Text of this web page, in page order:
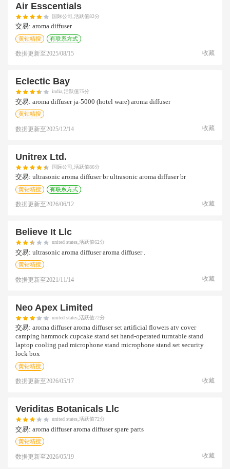
Air Esscentials
国际公司,活跃值82分
交易: aroma diffuser
黄钻精搜 有联系方式
数据更新至2025/08/15 收藏
Eclectic Bay
india,活跃值75分
交易: aroma diffuser ja-5000 (hotel ware) aroma diffuser
黄钻精搜
数据更新至2025/12/14 收藏
Unitrex Ltd.
国际公司,活跃值86分
交易: ultrasonic aroma diffuser br ultrasonic aroma diffuser br
黄钻精搜 有联系方式
数据更新至2026/06/12 收藏
Believe It Llc
united states,活跃值62分
交易: ultrasonic aroma diffuser aroma diffuser .
黄钻精搜
数据更新至2021/11/14 收藏
Neo Apex Limited
united states,活跃值72分
交易: aroma diffuser aroma diffuser set artificial flowers atv cover
camping hammock cupcake stand set hand-operated turntable stand
laptop cooling pad microphone stand microphone stand set security
lock box
黄钻精搜
数据更新至2026/05/17 收藏
Veriditas Botanicals Llc
united states,活跃值72分
交易: aroma diffuser aroma diffuser spare parts
黄钻精搜
数据更新至2026/05/19 收藏